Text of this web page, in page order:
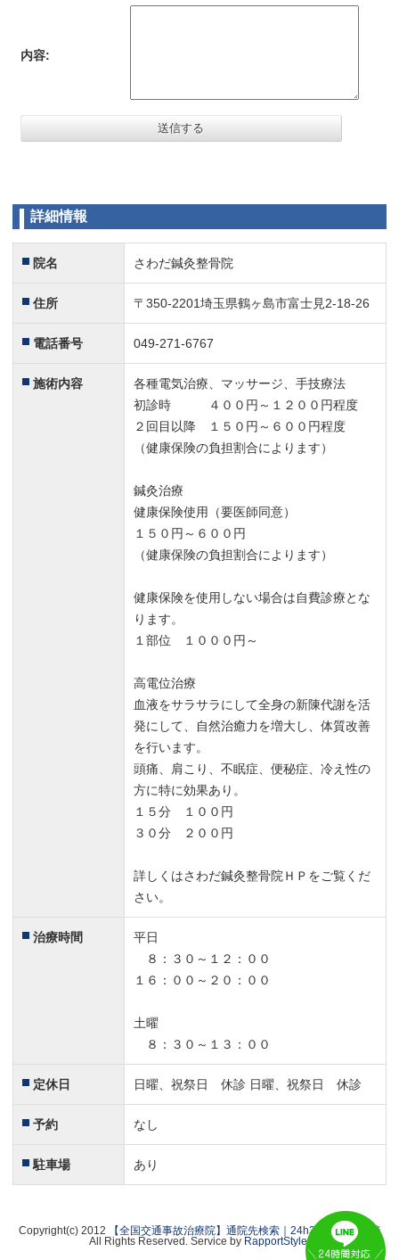
付なので仕事帰りに通院できて助かっております。
初めての交通事故で体は痛いし、保険屋さんとのやりとり
で分からないことばかりで困っていた時、さわだ鍼灸整骨
素人ではわからないことも多いので色々相談できてよかっ
たです。
出産後、育児や赤ちゃんを抱っこするのがつらくなり通院
し始めました。先生のマッサージと体のバランス調整でか
なり楽になりました。最後のウォーターベッドも気持ち良
くて眠ってしまいそうです^^おススメですが院長先生がお
一人でやられているのであまり混んでほしくないかなぁ。
ありがとうございました
5
交通事故治療でお世話になったＭです。
鍼灸治療も初めてでしたが思ったより痛みもなく、治療後
は体も楽になるのでこれからも続けたいと思います。
5
を処方されましたが良くならず、整骨院に通院し始めまし
こちらでは、電気治療やマッサージだけでなく鍼灸治療も
同乗していた友達にも紹介し、さっそく通い始めました。
これからも宜しくお願いします。
内容:
詳細情報
院名 さわだ鍼灸整骨院
住所 〒350-2201埼玉県鶴ヶ島市富士見2-18-26
電話番号 049-271-6767
施術内容
各種電気治療、マッサージ、手技療法
初診時 ４００円～１２００円程度
２回目以降 １５０円～６００円程度
（健康保険の負担割合によります）
鍼灸治療
健康保険使用（要医師同意）
１５０円～６００円
（健康保険の負担割合によります）
健康保険を使用しない場合は自費診療とな
ります。
１部位 １０００円～
高電位治療
血液をサラサラにして全身の新陳代謝を活
発にして、自然治癒力を増大し、体質改善
を行います。
頭痛、肩こり、不眠症、便秘症、冷え性の
方に特に効果あり。
１５分 １００円
３０分 ２００円
詳しくはさわだ鍼灸整骨院ＨＰをご覧くだ
さい。
治療時間
平日
８：３０～１２：００
１６：００～２０：００
土曜
８：３０～１３：００
定休日 日曜、祝祭日 休診 日曜、祝祭日 休診
予約 なし
駐車場 あり
Copyright(c) 2012
【全国交通事故治療院】通院先検索｜24h365日無料相談
All Rights Reserved. Service by RapportStyle.